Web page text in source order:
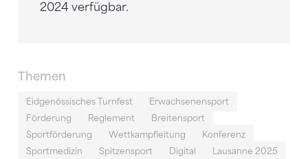
2024 verfügbar.
Themen
Eidgenössisches Turnfest
Erwachsenensport
Förderung
Reglement
Breitensport
Sportförderung
Wettkampfleitung
Konferenz
Sportmedizin
Spitzensport Digital
Lausanne 2025